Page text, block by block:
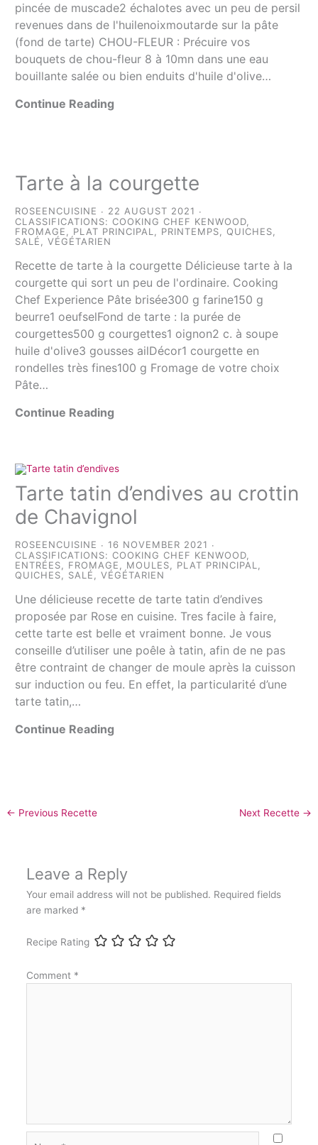
pincée de muscade2 échalotes avec un peu de persil
revenues dans de l'huilenoixmoutarde sur la pâte
(fond de tarte) CHOU-FLEUR : Précuire vos
bouquets de chou-fleur 8 à 10mn dans une eau
bouillante salée ou bien enduits d'huile d'olive…
Continue Reading
Tarte à la courgette
ROSEENCUISINE
22 AUGUST 2021
CLASSIFICATIONS:COOKING CHEF KENWOOD,
FROMAGE, PLAT PRINCIPAL, PRINTEMPS,QUICHES,
SALÉ,VÉGÉTARIEN
Recette de tarte à la courgette Délicieuse tarte à la
courgette qui sort un peu de l'ordinaire. Cooking
Chef Experience Pâte brisée300 g farine150 g
beurre1 oeufselFond de tarte : la purée de
courgettes500 g courgettes1 oignon2 c. à soupe
huile d'olive3 gousses ailDécor1 courgette en
rondelles très fines100 g Fromage de votre choix
Pâte…
Continue Reading
Tarte tatin d’endives au crottin
de Chavignol
ROSEENCUISINE
16 NOVEMBER 2021
CLASSIFICATIONS:COOKING CHEF KENWOOD
ENTRÉES
FROMAGE MOULES PLAT PRINCIPAL
QUICHES
SALÉ ,VÉGÉTARIEN
Une délicieuse recette de tarte tatin d’endives
proposée par Rose en cuisine. Tres facile à faire,
cette tarte est belle et vraiment bonne. Je vous
conseille d’utiliser une poêle à tatin, afin de ne pas
être contraint de changer de moule après la cuisson
sur induction ou feu. En effet, la particularité d’une
tarte tatin,…
Continue Reading
← Previous Recette Next Recette →
Leave a Reply
Your email address will not be published. Required fields
are marked *
Recipe Rating
Comment *